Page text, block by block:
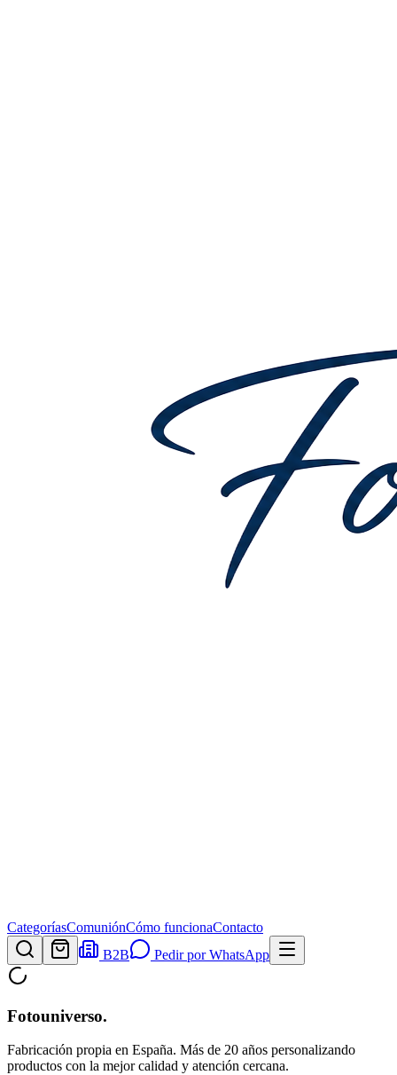
CategoríasComuniónCómo funcionaContacto
B2B
Pedir por WhatsApp
Fotouniverso.
Fabricación propia en España. Más de 20 años personalizando
productos con la mejor calidad y atención cercana.